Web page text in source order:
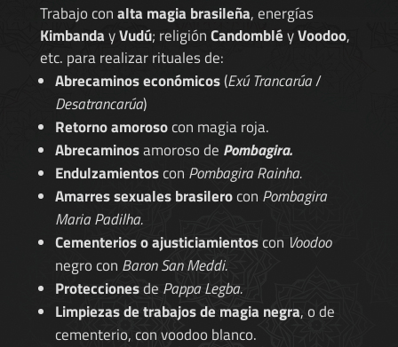
Trabajo conalta magia brasileña, energías
KimbandayVudú; religiónCandombléyVoodoo,
etc. para realizar rituales de:
Abrecaminos económicos(Exú Trancarúa/
Desatrancarúa)
Retorno amorosocon magia roja.
Abrecaminosamoroso de Pombagira.
Endulzamientoscon Pombagira Rainha.
Amarres sexuales brasilerocon Pombagira
Maria Padilha.
Cementerios o ajusticiamientoscon Voodoo
negro con Baron San Meddi.
Proteccionesde Pappa Legba.
Limpiezas de trabajos de magia negra, o de
cementerio, con voodoo blanco.